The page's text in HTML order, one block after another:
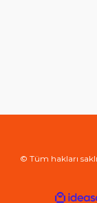
© Tüm hakları